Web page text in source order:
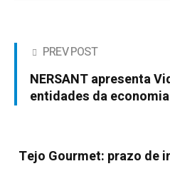
PREV POST
NERSANT apresenta
entidades da
Tejo Gourmet: prazo de